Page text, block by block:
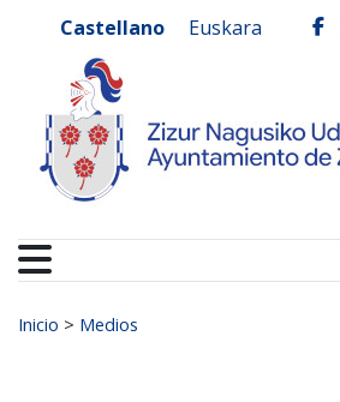
Castellano Euskara
Buscar:
Inicio > Medios